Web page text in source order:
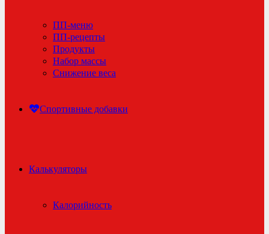
ПП-меню
ПП-рецепты
Продукты
Набор массы
Снижение веса
Спортивные добавки
Калькуляторы
Калорийность